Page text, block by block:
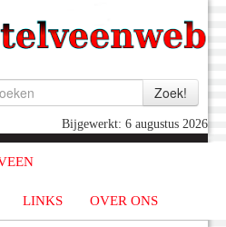
Bijgewerkt: 6 augustus 2026
LINKS OVER ONS